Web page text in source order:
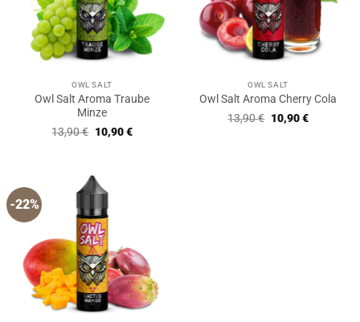
OWL SALT
Owl Salt Aroma Traube
Minze
13,90€ Ursprünglicher
Preis
10,90€Aktueller
OWL SALT
Owl Salt Aroma Cherry Cola
13,90€ Ursprünglicher
Preis
10,90€Aktueller
-22%